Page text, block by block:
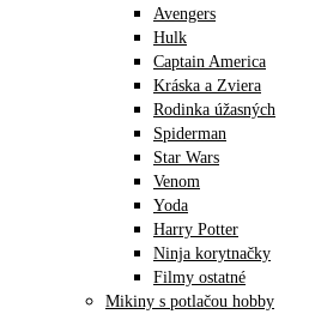
Avengers
Hulk
Captain America
Kráska a Zviera
Rodinka úžasných
Spiderman
Star Wars
Venom
Yoda
Harry Potter
Ninja korytnačky
Filmy ostatné
Mikiny s potlačou hobby